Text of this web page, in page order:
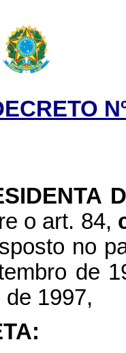
o art. 84,
no
de
1997,